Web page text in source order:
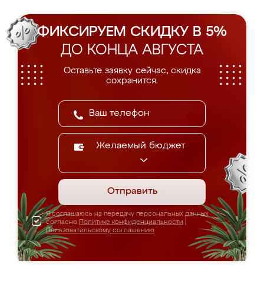
ФИКСИРУЕМ СКИДКУ В 5%
ДО КОНЦА АВГУСТА
Оставьте заявку сейчас, скидка
сохранится.
Желаемый бюджет
Отправить
Я соглашаюсь на передачу персональных данных
согласно Политике конфиденциальности
Пользовательскому соглашению